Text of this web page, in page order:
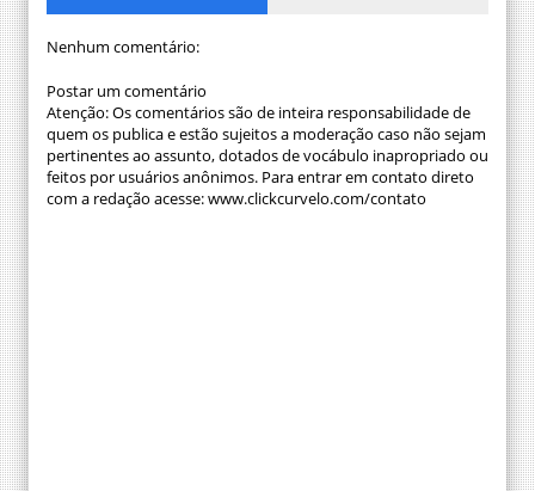
Nenhum comentário:
Postar um comentário
Atenção: Os comentários são de inteira responsabilidade de
quem os publica e estão sujeitos a moderação caso não sejam
pertinentes ao assunto, dotados de vocábulo inapropriado ou
feitos por usuários anônimos. Para entrar em contato direto
com a redação acesse: www.clickcurvelo.com/contato